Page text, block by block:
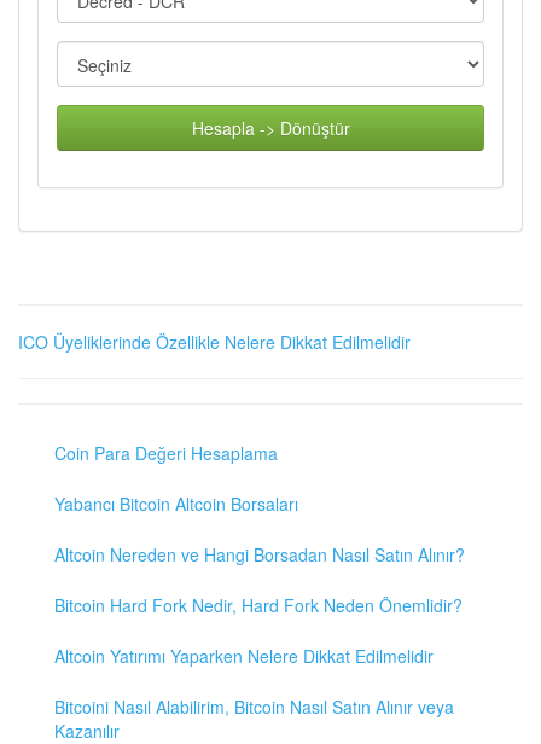
Hesapla -> Dönüştür
ICO Üyeliklerinde Özellikle Nelere Dikkat Edilmelidir
Coin Para Değeri Hesaplama
Yabancı Bitcoin Altcoin Borsaları
Altcoin Nereden ve Hangi Borsadan Nasıl Satın Alınır?
Bitcoin Hard Fork Nedir, Hard Fork Neden Önemlidir?
Altcoin Yatırımı Yaparken Nelere Dikkat Edilmelidir
Bitcoini Nasıl Alabilirim, Bitcoin Nasıl Satın Alınır veya
Kazanılır